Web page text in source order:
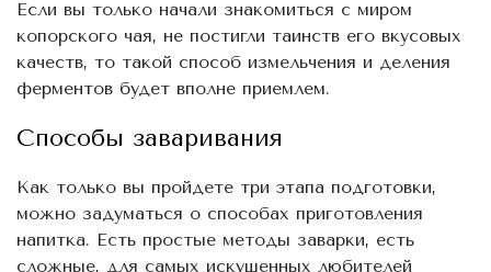
Если вы только начали знакомиться с миром
копорского чая, не постигли таинств его вкусовых
качеств, то такой способ измельчения и деления
ферментов будет вполне приемлем.
Способы заваривания
Как только вы пройдете три этапа подготовки,
можно задуматься о способах приготовления
напитка. Есть простые методы заварки, есть
сложные, для самых искушенных любителей